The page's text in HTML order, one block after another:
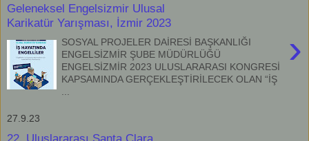
Geleneksel Engelsizmir Ulusal
Karikatür Yarışması, İzmir 2023
›
SOSYAL PROJELER DAİRESİ BAŞKANLIĞI
ENGELSİZMİR ŞUBE MÜDÜRLÜĞÜ
ENGELSİZMİR 2023 ULUSLARARASI KONGRESİ
KAPSAMINDA GERÇEKLEŞTİRİLECEK OLAN “İŞ
...
27.9.23
22. Uluslararası Santa Clara